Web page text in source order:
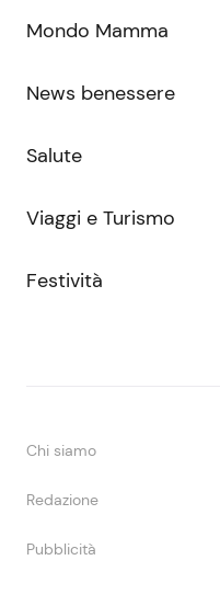
Mondo Mamma
News benessere
Salute
Viaggi e Turismo
Festività
Chi siamo
Redazione
Pubblicità